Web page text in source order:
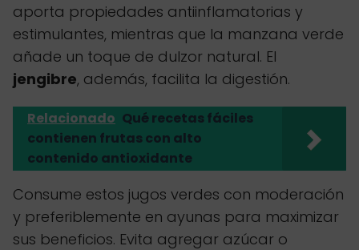
aporta propiedades antiinflamatorias y
estimulantes, mientras que la manzana verde
añade un toque de dulzor natural. El
jengibre, además, facilita la digestión.
Relacionado Qué recetas fáciles
contienen frutas con alto
contenido antioxidante
Consume estos jugos verdes con moderación
y preferiblemente en ayunas para maximizar
sus beneficios. Evita agregar azúcar o